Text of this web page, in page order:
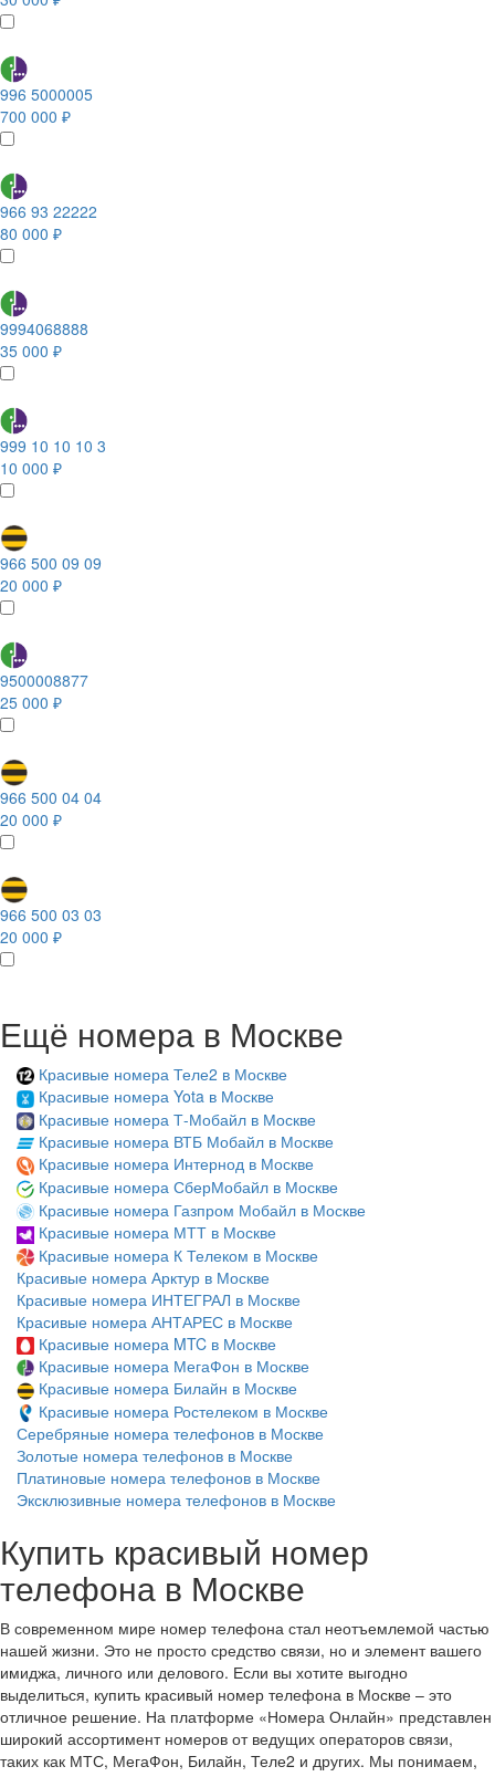
996 5000005
700 000 ₽
966 93 22222
80 000 ₽
9994068888
35 000 ₽
999 10 10 10 3
10 000 ₽
966 500 09 09
20 000 ₽
9500008877
25 000 ₽
966 500 04 04
20 000 ₽
966 500 03 03
20 000 ₽
Ещё номера в Москве
Красивые номера Теле2 в Москве
Красивые номера Yota в Москве
Красивые номера Т-Мобайл в Москве
Красивые номера ВТБ Мобайл в Москве
Красивые номера Интернод в Москве
Красивые номера СберМобайл в Москве
Красивые номера Газпром Мобайл в Москве
Красивые номера МТТ в Москве
Красивые номера К Телеком в Москве
Красивые номера Арктур в Москве
Красивые номера ИНТЕГРАЛ в Москве
Красивые номера АНТАРЕС в Москве
Красивые номера MTC в Москве
Красивые номера МегаФон в Москве
Красивые номера Билайн в Москве
Красивые номера Ростелеком в Москве
Серебряные номера телефонов в Москве
Золотые номера телефонов в Москве
Платиновые номера телефонов в Москве
Эксклюзивные номера телефонов в Москве
Купить красивый номер
телефона в Москве
В современном мире номер телефона стал неотъемлемой частью
нашей жизни. Это не просто средство связи, но и элемент вашего
имиджа, личного или делового. Если вы хотите выгодно
выделиться, купить красивый номер телефона в Москве – это
отличное решение. На платформе «Номера Онлайн» представлен
широкий ассортимент номеров от ведущих операторов связи,
таких как МТС, МегаФон, Билайн, Теле2 и других. Мы понимаем,